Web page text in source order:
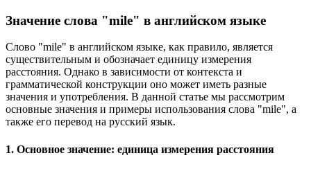
Значение слова "mile" в английском языке
Слово "mile" в английском языке, как правило, является
существительным и обозначает единицу измерения
расстояния. Однако в зависимости от контекста и
грамматической конструкции оно может иметь разные
значения и употребления. В данной статье мы рассмотрим
основные значения и примеры использования слова "mile", а
также его перевод на русский язык.
1. Основное значение: единица измерения расстояния